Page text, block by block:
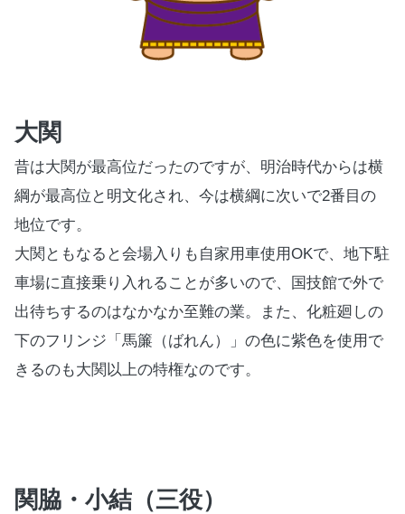
大関
昔は大関が最高位だったのですが、明治時代からは横
綱が最高位と明文化され、今は横綱に次いで2番目の
地位です。
大関ともなると会場入りも自家用車使用OKで、地下駐
車場に直接乗り入れることが多いので、国技館で外で
出待ちするのはなかなか至難の業。また、化粧廻しの
下のフリンジ「馬簾（ばれん）」の色に紫色を使用で
きるのも大関以上の特権なのです。
関脇・小結（三役）